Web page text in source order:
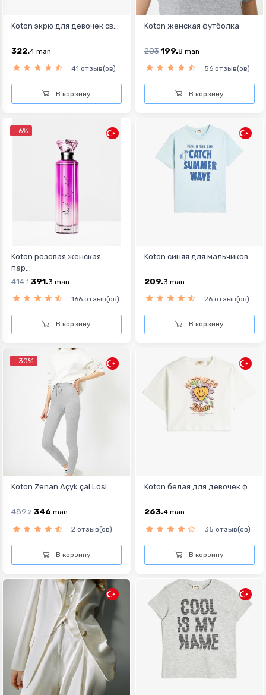
Koton экрю для девочек св...
322.4 man
41 отзыв(ов)
В корзину
Koton женская футболка
203199.8 man
56 отзыв(ов)
В корзину
-6%
Koton розовая женская
пар...
414.1 391.3 man
166 отзыв(ов)
В корзину
Koton синяя для мальчиков...
209.3 man
26 отзыв(ов)
В корзину
-30%
Koton Zenan Açyk çal Losi...
489.2 346 man
2 отзыв(ов)
В корзину
Koton белая для девочек ф...
263.4 man
35 отзыв(ов)
В корзину